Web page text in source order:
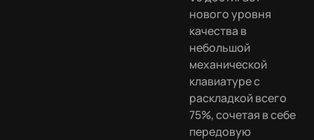
нового уровня
качества в
небольшой
механической
клавиатуре с
раскладкой всего
75%, сочетая в себе ​​​​
передовую